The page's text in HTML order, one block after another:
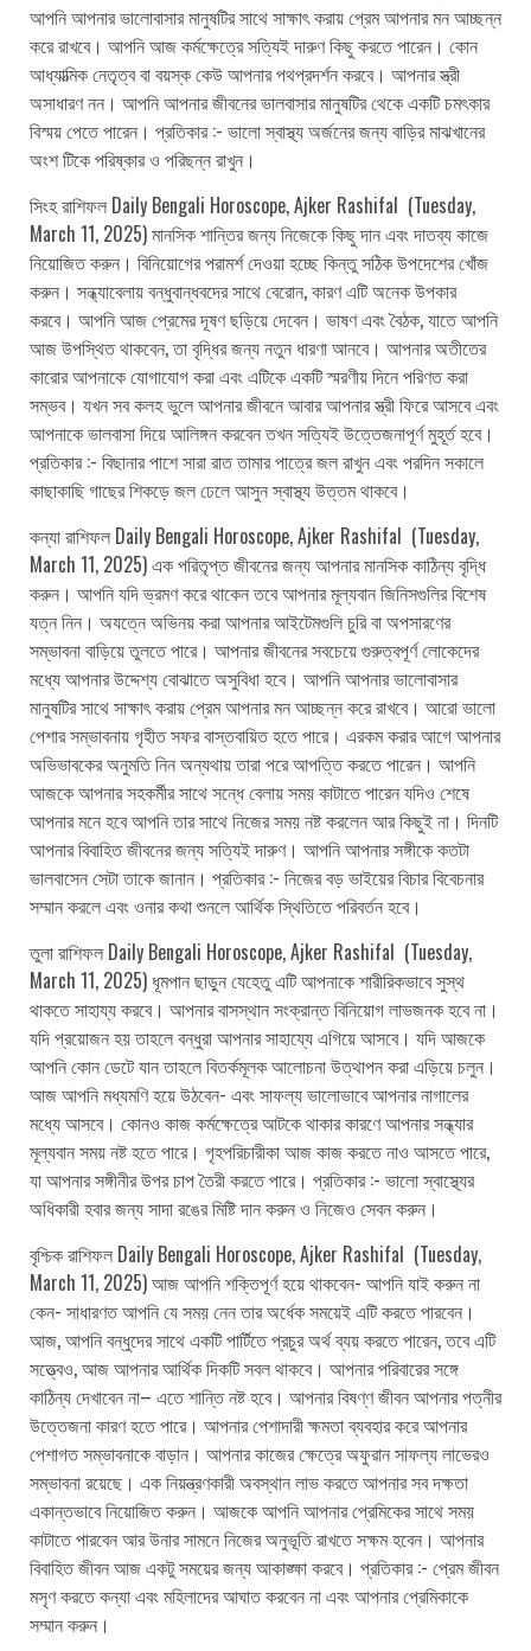
আপনি আপনার ভালোবাসার মানুষটির সাথে সাক্ষাৎ করায় প্রেম আপনার মন আচ্ছন্ন
করে রাখবে। আপনি আজ কর্মক্ষেত্রে সত্যিই দারুণ কিছু করতে পারেন। কোন
আধ্যাত্মিক নেতৃত্ব বা বয়স্ক কেউ আপনার পথপ্রদর্শন করবে। আপনার স্ত্রী
অসাধারণ নন। আপনি আপনার জীবনের ভালবাসার মানুষটির থেকে একটি চমৎকার
বিস্ময় পেতে পারেন। প্রতিকার :- ভালো স্বাস্থ্য অর্জনের জন্য বাড়ির মাঝখানের
অংশ টিকে পরিষ্কার ও পরিছন্ন রাখুন।
সিংহ রাশিফল Daily Bengali Horoscope, Ajker Rashifal (Tuesday,
March 11, 2025) মানসিক শান্তির জন্য নিজেকে কিছু দান এবং দাতব্য কাজে
নিয়োজিত করুন। বিনিয়োগের পরামর্শ দেওয়া হচ্ছে কিন্তু সঠিক উপদেশের খোঁজ
করুন। সন্ধ্যাবেলায় বন্ধুবান্ধবদের সাথে বেরোন, কারণ এটি অনেক উপকার
করবে। আপনি আজ প্রেমের দূষণ ছড়িয়ে দেবেন। ভাষণ এবং বৈঠক, যাতে আপনি
আজ উপস্থিত থাকবেন, তা বৃদ্ধির জন্য নতুন ধারণা আনবে। আপনার অতীতের
কারোর আপনাকে যোগাযোগ করা এবং এটিকে একটি স্মরণীয় দিনে পরিণত করা
সম্ভব। যখন সব কলহ ভুলে আপনার জীবনে আবার আপনার স্ত্রী ফিরে আসবে এবং
আপনাকে ভালবাসা দিয়ে আলিঙ্গন করবেন তখন সত্যিই উত্তেজনাপূর্ণ মুহূর্ত হবে।
প্রতিকার :- বিছানার পাশে সারা রাত তামার পাত্রে জল রাখুন এবং পরদিন সকালে
কাছাকাছি গাছের শিকড়ে জল ঢেলে আসুন স্বাস্থ্য উত্তম থাকবে।
কন্যা রাশিফল Daily Bengali Horoscope, Ajker Rashifal (Tuesday,
March 11, 2025) এক পরিতৃপ্ত জীবনের জন্য আপনার মানসিক কাঠিন্য বৃদ্ধি
করুন। আপনি যদি ভ্রমণ করে থাকেন তবে আপনার মূল্যবান জিনিসগুলির বিশেষ
যত্ন নিন। অযত্নে অভিনয় করা আপনার আইটেমগুলি চুরি বা অপসারণের
সম্ভাবনা বাড়িয়ে তুলতে পারে। আপনার জীবনের সবচেয়ে গুরুত্বপূর্ণ লোকেদের
মধ্যে আপনার উদ্দেশ্য বোঝাতে অসুবিধা হবে। আপনি আপনার ভালোবাসার
মানুষটির সাথে সাক্ষাৎ করায় প্রেম আপনার মন আচ্ছন্ন করে রাখবে। আরো ভালো
পেশার সম্ভাবনায় গৃহীত সফর বাস্তবায়িত হতে পারে। এরকম করার আগে আপনার
অভিভাবকের অনুমতি নিন অন্যথায় তারা পরে আপত্তি করতে পারেন। আপনি
আজকে আপনার সহকর্মীর সাথে সন্ধে বেলায় সময় কাটাতে পারেন যদিও শেষে
আপনার মনে হবে আপনি তার সাথে নিজের সময় নষ্ট করলেন আর কিছুই না। দিনটি
আপনার বিবাহিত জীবনের জন্য সত্যিই দারুণ। আপনি আপনার সঙ্গীকে কতটা
ভালবাসেন সেটা তাকে জানান। প্রতিকার :- নিজের বড় ভাইয়ের বিচার বিবেচনার
সম্মান করলে এবং ওনার কথা শুনলে আর্থিক স্থিতিতে পরিবর্তন হবে।
তুলা রাশিফল Daily Bengali Horoscope, Ajker Rashifal (Tuesday,
March 11, 2025) ধূমপান ছাড়ুন যেহেতু এটি আপনাকে শারীরিকভাবে সুস্থ
থাকতে সাহায্য করবে। আপনার বাসস্থান সংক্রান্ত বিনিয়োগ লাভজনক হবে না।
যদি প্রয়োজন হয় তাহলে বন্ধুরা আপনার সাহায্যে এগিয়ে আসবে। যদি আজকে
আপনি কোন ডেটে যান তাহলে বিতর্কমূলক আলোচনা উত্থাপন করা এড়িয়ে চলুন।
আজ আপনি মধ্যমণি হয়ে উঠবেন- এবং সাফল্য ভালোভাবে আপনার নাগালের
মধ্যে আসবে। কোনও কাজ কর্মক্ষেত্রে আটকে থাকার কারণে আপনার সন্ধ্যার
মূল্যবান সময় নষ্ট হতে পারে। গৃহপরিচারীকা আজ কাজ করতে নাও আসতে পারে,
যা আপনার সঙ্গীনীর উপর চাপ তৈরী করতে পারে। প্রতিকার :- ভালো স্বাস্থ্যের
অধিকারী হবার জন্য সাদা রঙের মিষ্টি দান করুন ও নিজেও সেবন করুন।
বৃশ্চিক রাশিফল Daily Bengali Horoscope, Ajker Rashifal (Tuesday,
March 11, 2025) আজ আপনি শক্তিপূর্ণ হয়ে থাকবেন- আপনি যাই করুন না
কেন- সাধারণত আপনি যে সময় নেন তার অর্ধেক সময়েই এটি করতে পারবেন।
আজ, আপনি বন্ধুদের সাথে একটি পার্টিতে প্রচুর অর্থ ব্যয় করতে পারেন, তবে এটি
সত্ত্বেও, আজ আপনার আর্থিক দিকটি সবল থাকবে। আপনার পরিবারের সঙ্গে
কাঠিন্য দেখাবেন না– এতে শান্তি নষ্ট হবে। আপনার বিষণ্ণ জীবন আপনার পত্নীর
উত্তেজনা কারণ হতে পারে। আপনার পেশাদারী ক্ষমতা ব্যবহার করে আপনার
পেশাগত সম্ভাবনাকে বাড়ান। আপনার কাজের ক্ষেত্রে অফুরান সাফল্য লাভেরও
সম্ভাবনা রয়েছে। এক নিয়ন্ত্রণকারী অবস্থান লাভ করতে আপনার সব দক্ষতা
একান্তভাবে নিয়োজিত করুন। আজকে আপনি আপনার প্রেমিকের সাথে সময়
কাটাতে পারবেন আর উনার সামনে নিজের অনুভূতি রাখতে সক্ষম হবেন। আপনার
বিবাহিত জীবন আজ একটু সময়ের জন্য আকাঙ্ক্ষা করবে। প্রতিকার :- প্রেম জীবন
মসৃণ করতে কন্যা এবং মহিলাদের আঘাত করবেন না এবং আপনার প্রেমিকাকে
সম্মান করুন।